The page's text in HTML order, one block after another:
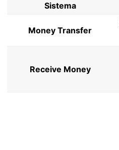
Sistema
Money Transfer
Receive Money